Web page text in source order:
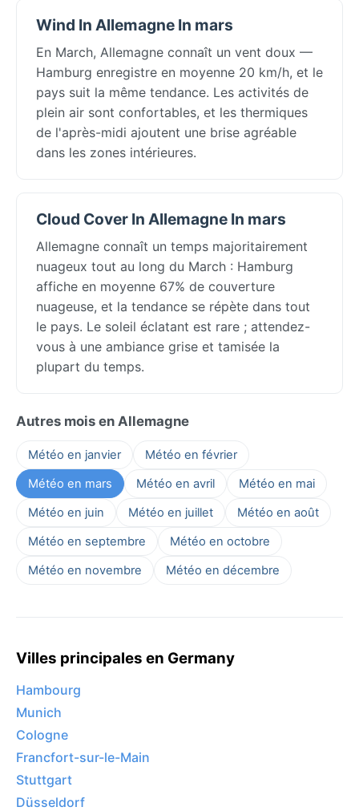
Wind In Allemagne In mars
En March, Allemagne connaît un vent doux —
Hamburg enregistre en moyenne 20 km/h, et le
pays suit la même tendance. Les activités de
plein air sont confortables, et les thermiques
de l'après-midi ajoutent une brise agréable
dans les zones intérieures.
Cloud Cover In Allemagne In mars
Allemagne connaît un temps majoritairement
nuageux tout au long du March : Hamburg
affiche en moyenne 67% de couverture
nuageuse, et la tendance se répète dans tout
le pays. Le soleil éclatant est rare ; attendez-
vous à une ambiance grise et tamisée la
plupart du temps.
Autres mois en Allemagne
Météo en janvier
Météo en février
Météo en mars
Météo en avril
Météo en mai
Météo en juin
Météo en juillet
Météo en août
Météo en septembre
Météo en octobre
Météo en novembre
Météo en décembre
Villes principales en Germany
Hambourg
Munich
Cologne
Francfort-sur-le-Main
Stuttgart
Düsseldorf